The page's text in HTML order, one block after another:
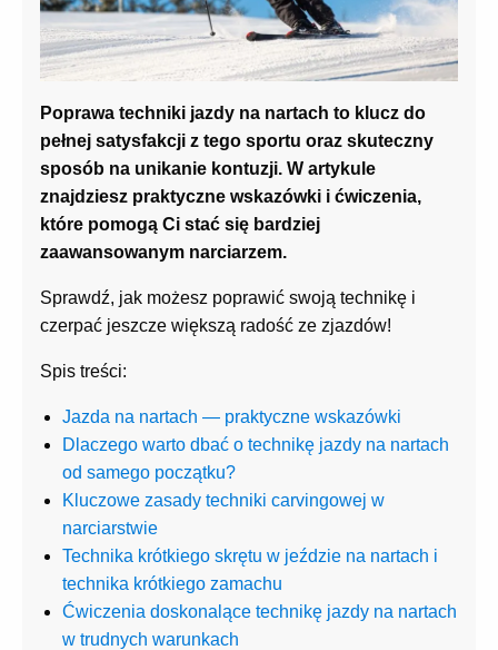
Poprawa techniki jazdy na nartach to klucz do
pełnej satysfakcji z tego sportu oraz skuteczny
sposób na unikanie kontuzji. W artykule
znajdziesz praktyczne wskazówki i ćwiczenia,
które pomogą Ci stać się bardziej
zaawansowanym narciarzem.
Sprawdź, jak możesz poprawić swoją technikę i
czerpać jeszcze większą radość ze zjazdów!
Spis treści:
Jazda na nartach — praktyczne wskazówki
Dlaczego warto dbać o technikę jazdy na nartach
od samego początku?
Kluczowe zasady techniki carvingowej w
narciarstwie
Technika krótkiego skrętu w jeździe na nartach i
technika krótkiego zamachu
Ćwiczenia doskonalące technikę jazdy na nartach
w trudnych warunkach